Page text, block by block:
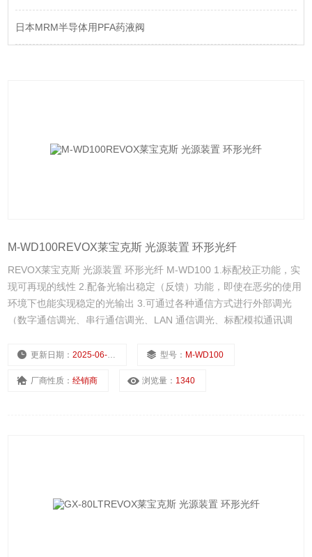
日本MRM半导体用PFA药液阀
M-WD100REVOX莱宝克斯 光源装置 环形光纤
REVOX莱宝克斯 光源装置 环形光纤 M-WD100 1.标配校正功能，实
现可再现的线性 2.配备光输出稳定（反馈）功能，即使在恶劣的使用
环境下也能实现稳定的光输出 3.可通过各种通信方式进行外部调光
（数字通信调光、串行通信调光、LAN 通信调光、标配模拟通讯调
性能冷却机制实现超高效率驱动，最大限度地提高
更新日期：2025-06-28 型号： M-WD100
厂商性质：经销商 浏览量： 1340